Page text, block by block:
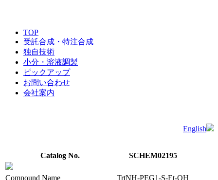
TOP
受託合成・特注合成
独自技術
小分・溶液調製
ピックアップ
お問い合わせ
会社案内
English
Catalog No. SCHEM02195
Compound Name
TrtNH-PEG1-S-Et-OH